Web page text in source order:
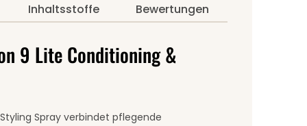
Inhaltsstoffe Bewertungen
9 Lite Conditioning &
Spray verbindet pflegende